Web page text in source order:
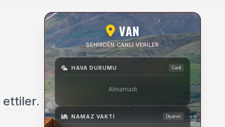
ettiler.
VAN
ŞEHIRDEN CANLI VERILER
HAVA DURUMU Canlı
Alınamadı
NAMAZ VAKTI Diyanet